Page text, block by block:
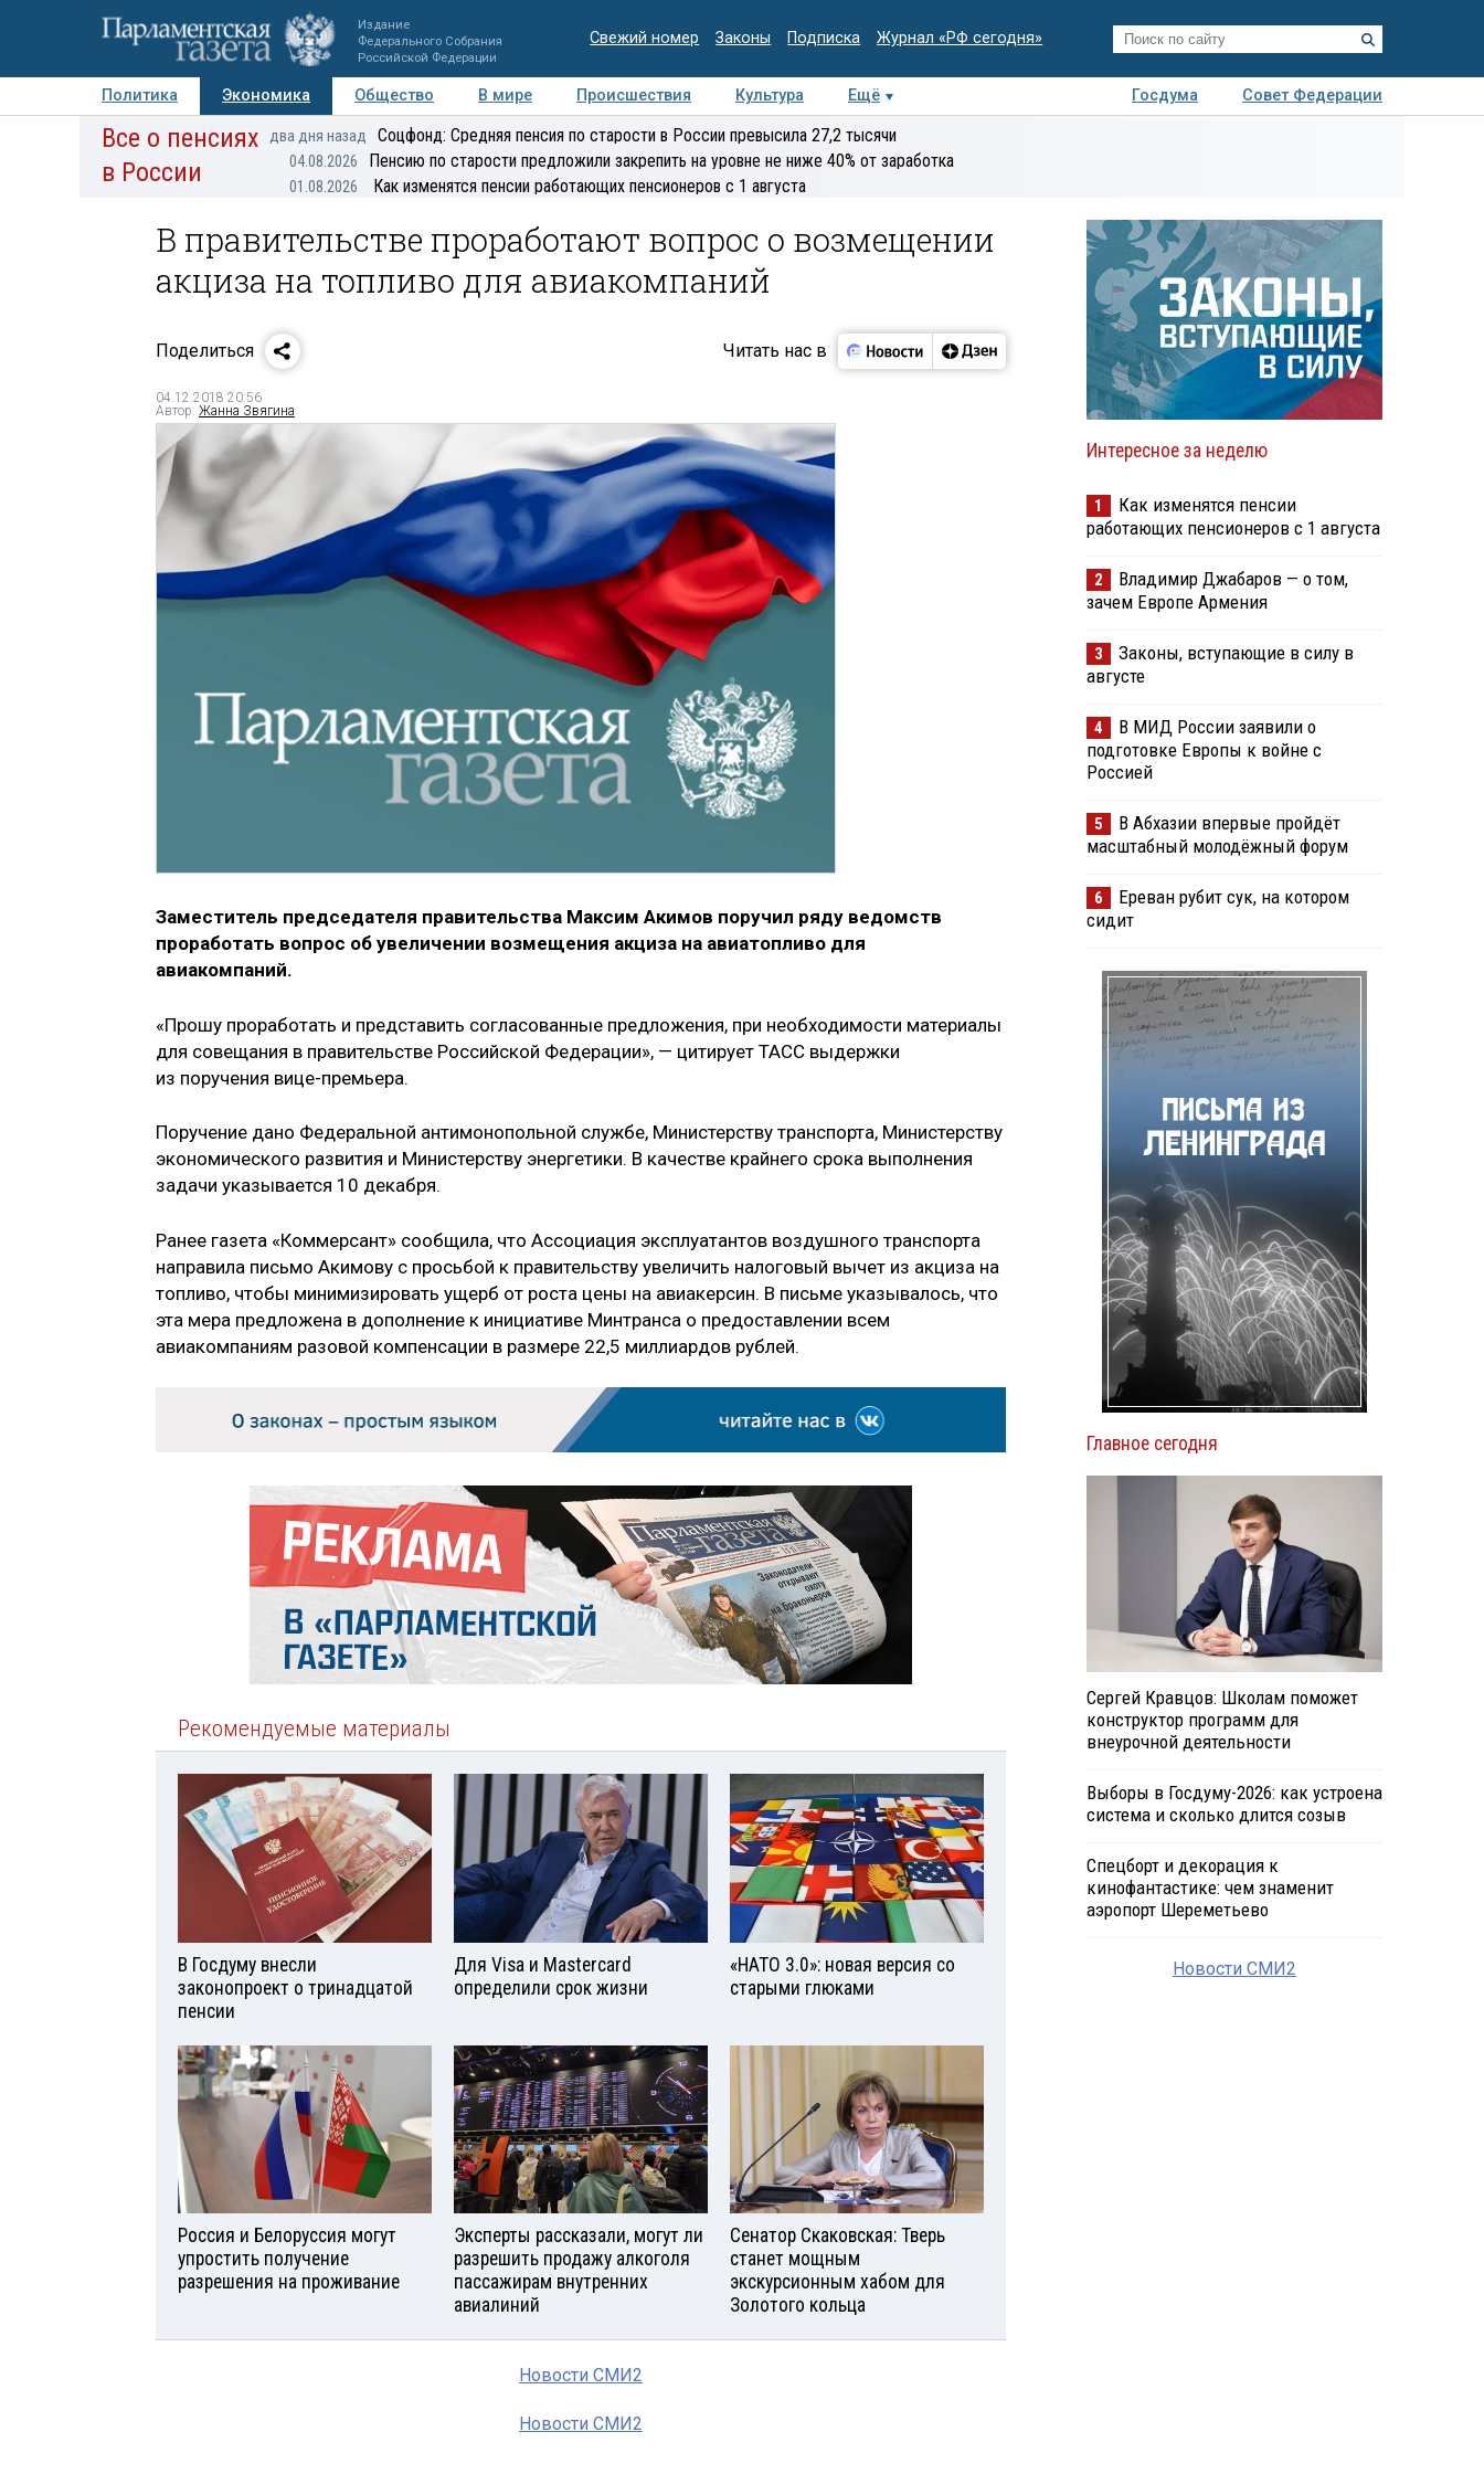
Издание
Федерального Собрания
Российской Федерации
Свежий номер Законы Подписка Журнал «РФ сегодня»
Политика Экономика Общество В мире Происшествия Культура Ещё Госдума
Совет Федерации
Авторы Персоны Мнения Регионы Медиацентр Интервью Колумнисты
Все о пенсиях
в России
два дня назад Соцфонд: Средняя пенсия по старости в России превысила 27,2 тысячи
04.08.2026 Пенсию по старости предложили закрепить на уровне не ниже 40% от заработка
01.08.2026 Как изменятся пенсии работающих пенсионеров с 1 августа
В правительстве проработают вопрос о возмещении
акциза на топливо для авиакомпаний
Поделиться Читать нас в
04.12.2018 20:56
Автор: Жанна Звягина
Заместитель председателя правительства Максим Акимов поручил ряду ведомств
проработать вопрос об увеличении возмещения акциза на авиатопливо для
авиакомпаний.
«Прошу проработать и представить согласованные предложения, при необходимости материалы
для совещания в правительстве Российской Федерации», — цитирует ТАСС выдержки
из поручения вице-премьера.
Поручение дано Федеральной антимонопольной службе, Министерству транспорта, Министерству
экономического развития и Министерству энергетики. В качестве крайнего срока выполнения
задачи указывается 10 декабря.
Ранее газета «Коммерсант» сообщила, что Ассоциация эксплуатантов воздушного транспорта
направила письмо Акимову с просьбой к правительству увеличить налоговый вычет из акциза на
топливо, чтобы минимизировать ущерб от роста цены на авиакерсин. В письме указывалось, что
эта мера предложена в дополнение к инициативе Минтранса о предоставлении всем
авиакомпаниям разовой компенсации в размере 22,5 миллиардов рублей.
Рекомендуемые материалы
В Госдуму внесли
законопроект о тринадцатой
пенсии
Для Visа и Mastercard
определили срок жизни
«НАТО 3.0»: новая версия со
старыми глюками
Россия и Белоруссия могут
упростить получение
разрешения на проживание
Эксперты рассказали, могут ли
разрешить продажу алкоголя
пассажирам внутренних
авиалиний
Сенатор Скаковская: Тверь
станет мощным
экскурсионным хабом для
Золотого кольца
Новости СМИ2
Новости СМИ2
Интересное за неделю
1
Как изменятся пенсии
работающих пенсионеров с 1 августа
2
Владимир Джабаров — о том,
зачем Европе Армения
3
Законы, вступающие в силу в
августе
4
В МИД России заявили о
подготовке Европы к войне с
Россией
5
В Абхазии впервые пройдёт
масштабный молодёжный форум
6
Ереван рубит сук, на котором
сидит
Главное сегодня
Сергей Кравцов: Школам поможет
конструктор программ для
внеурочной деятельности
Выборы в Госдуму-2026: как устроена
система и сколько длится созыв
Спецборт и декорация к
кинофантастике: чем знаменит
аэропорт Шереметьево
Новости СМИ2